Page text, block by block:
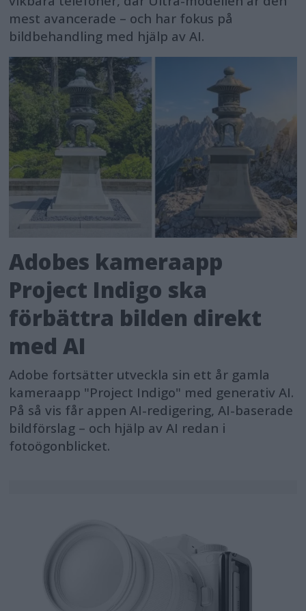
mest avancerade – och har fokus på
bildbehandling med hjälp av AI.
Adobes kameraapp
Project Indigo ska
förbättra bilden direkt
med AI
Adobe fortsätter utveckla sin ett år gamla
kameraapp "Project Indigo" med generativ AI.
På så vis får appen AI-redigering, AI-baserade
bildförslag – och hjälp av AI redan i
fotoögonblicket.